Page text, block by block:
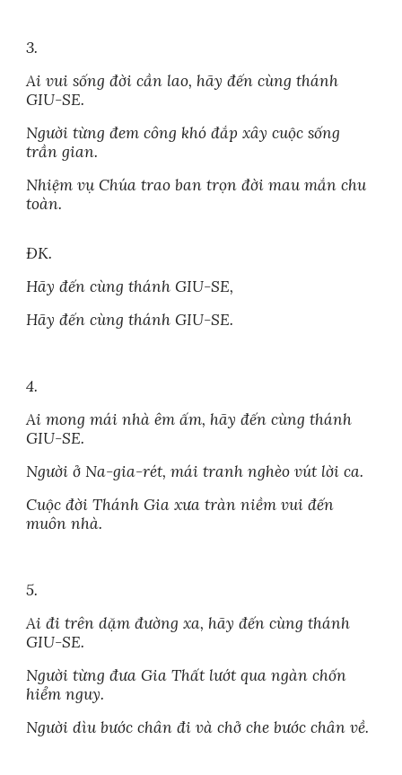
3.
Ai vui sống đời cần lao, hãy đến cùng thánh
GIU-SE.
Người từng đem công khó đắp xây cuộc sống
trần gian.
Nhiệm vụ Chúa trao ban trọn đời mau mắn chu
toàn.
ĐK.
Hãy đến cùng thánh GIU-SE,
Hãy đến cùng thánh GIU-SE.
4.
Ai mong mái nhà êm ấm, hãy đến cùng thánh
GIU-SE.
Người ở Na-gia-rét, mái tranh nghèo vút lời ca.
Cuộc đời Thánh Gia xưa tràn niềm vui đến
muôn nhà.
5.
Ai đi trên dặm đường xa, hãy đến cùng thánh
GIU-SE.
Người từng đưa Gia Thất lướt qua ngàn chốn
hiểm nguy.
Người dìu bước chân đi và chở che bước chân về.